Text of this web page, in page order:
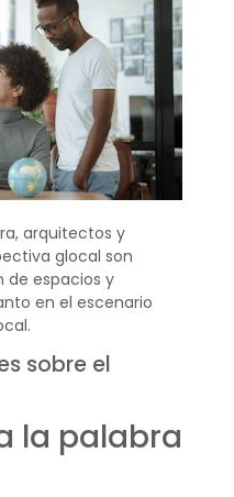
arquitectos y
glocal son
de espacios y
en el escenario
sobre el
la palabra